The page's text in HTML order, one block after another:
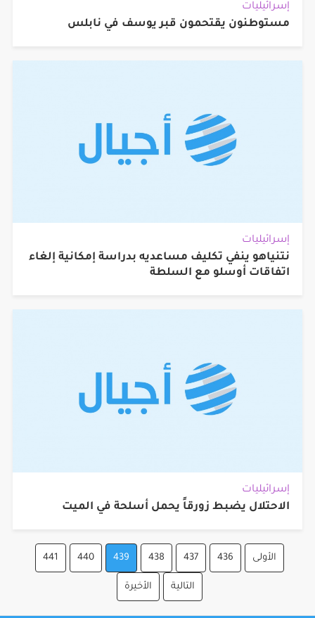
إسرائيليات
مستوطنون يقتحمون قبر يوسف في نابلس
إسرائيليات
نتنياهو ينفي تكليف مساعديه بدراسة إمكانية إلغاء
اتفاقات أوسلو مع السلطة
إسرائيليات
الاحتلال يضبط زورقاً يحمل أسلحة في الميت
الأولى 436
437
438
439
440
441
التالية الأخيرة